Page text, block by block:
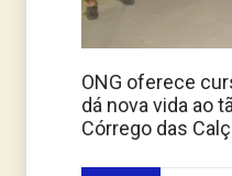
ONG oferece
dá nova vida ao
Córrego das